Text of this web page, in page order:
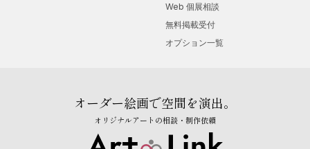
Web 個展相談
無料掲載受付
オプション一覧
オーダー絵画で空間を演出。
オリジナルアートの相談・制作依頼